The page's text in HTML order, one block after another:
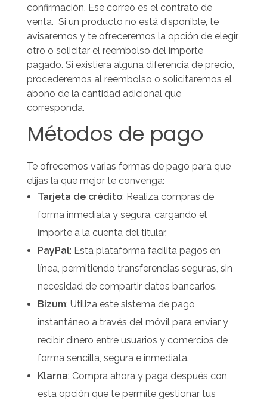
confirmación. Ese correo es el contrato de
venta. Si un producto no está disponible, te
avisaremos y te ofreceremos la opción de elegir
otro o solicitar el reembolso del importe
pagado. Si existiera alguna diferencia de precio,
procederemos al reembolso o solicitaremos el
abono de la cantidad adicional que
corresponda.
Métodos de pago
Te ofrecemos varias formas de pago para que
elijas la que mejor te convenga:
Tarjeta de crédito: Realiza compras de
forma inmediata y segura, cargando el
importe a la cuenta del titular.
PayPal: Esta plataforma facilita pagos en
línea, permitiendo transferencias seguras, sin
necesidad de compartir datos bancarios.
Bizum: Utiliza este sistema de pago
instantáneo a través del móvil para enviar y
recibir dinero entre usuarios y comercios de
forma sencilla, segura e inmediata.
Klarna: Compra ahora y paga después con
esta opción que te permite gestionar tus